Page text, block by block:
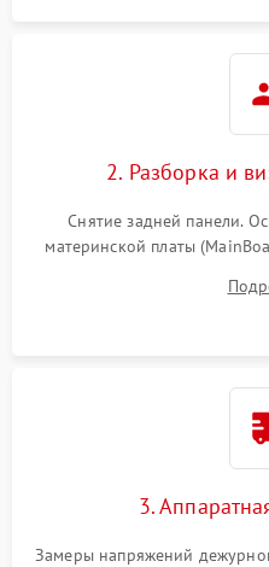
2. Разборка и
Снятие задней панели.
материнской платы
Проверка надежности
3.
Замеры напряжений